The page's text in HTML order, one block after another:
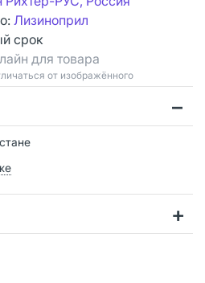
Лизиноприл
срок
для товара
от изображённого